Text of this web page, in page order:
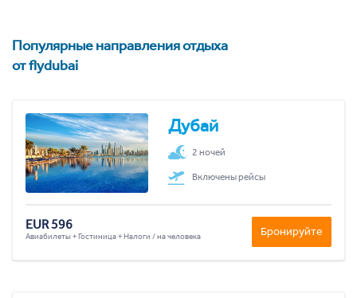
Популярные направления отдыха
от flydubai
Дубай
2 ночей
Включены рейсы
EUR 596
Авиабилеты + Гостиница + Налоги / на человека Бронируйте